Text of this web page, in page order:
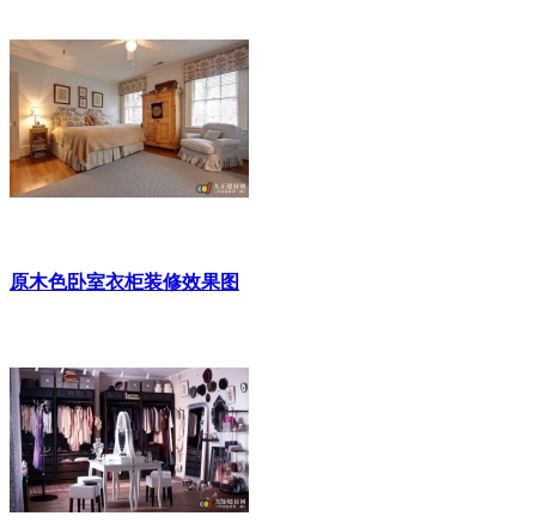
原木色卧室衣柜装修效果图